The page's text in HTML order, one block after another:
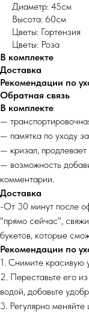
Диаметр: 45см
Высота: 60см
Цветы: Гортензия
Цветы: Роза
В комплекте
Доставка
Рекомендации по
Обратная связь
В комплекте
—
— памятка по уходу
— кризал, продлевает
— возможность
комментарии.
Доставка
-От 30 минут после
"прямо сейчас",
букетов, которые
Рекомендации по
1. Снимите красивую
2. Переставьте его
водой, добавьте
3. Регулярно